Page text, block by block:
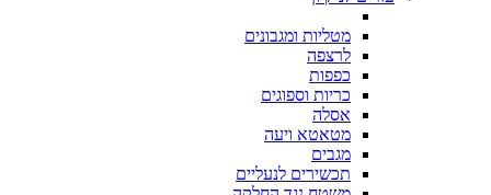
מטליות ומגבונים
לרצפה
כפפות
כריות וספוגים
אסלה
מטאטא ויעה
מגבים
תכשירים לנעליים